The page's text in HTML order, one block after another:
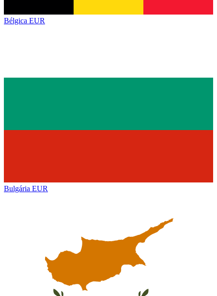
Bélgica EUR
Bulgária EUR